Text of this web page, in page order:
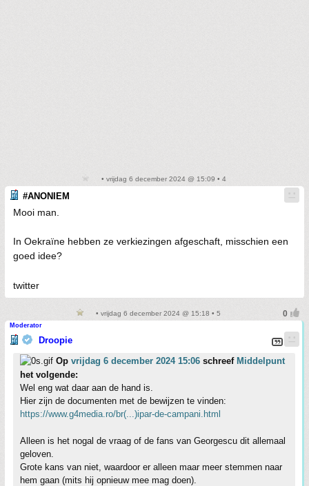
• vrijdag 6 december 2024 @ 15:09 • 4
#ANONIEM
Mooi man.
In Oekraïne hebben ze verkiezingen afgeschaft, misschien een
goed idee?
twitter
• vrijdag 6 december 2024 @ 15:18 • 5
Moderator
Droopie
Op vrijdag 6 december 2024 15:06 schreef Middelpunt
het volgende:
Wel eng wat daar aan de hand is.
Hier zijn de documenten met de bewijzen te vinden:
https://www.g4media.ro/br(...)ipar-de-campani.html
Alleen is het nogal de vraag of de fans van Georgescu dit allemaal
geloven.
Grote kans van niet, waardoor er alleen maar meer stemmen naar
hem gaan (mits hij opnieuw mee mag doen).